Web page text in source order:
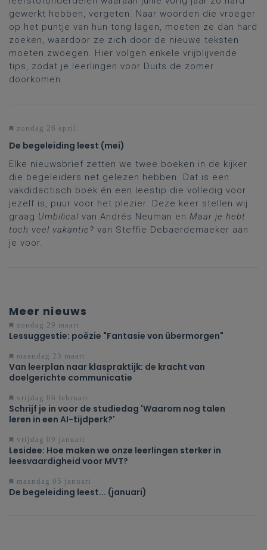
gewerkt hebben, vergeten. Naar woorden die vroeger
op het puntje van hun tong lagen, moeten ze dan hard
zoeken, waardoor ze zich door de nieuwe teksten
moeten zwoegen. Hier volgen enkele vrijblijvende
tips, zodat je leerlingen voor Duits de zomer
doorkomen.
zondag 26 april
De begeleiding leest (mei)
Elke nieuwsbrief zetten we twee boeken in de kijker
die begeleiders net gelezen hebben. Dat is een
vakdidactisch boek én een leestip die volledig voor
jezelf is, puur voor het plezier. Deze keer stellen wij
graag Umbilical van Andrés Neuman en Maar je hebt
toch veel vakantie? van Steffie Debaerdemaeker aan
je voor.
Meer nieuws
zondag 29 maart
Lessuggestie: poëzie "Fantasie von übermorgen"
maandag 23 maart
Van leerplan naar klaspraktijk: de kracht van
doelgerichte communicatie
vrijdag 06 februari
Schrijf je in voor de studiedag 'Waarom nog talen
leren in een AI-tijdperk?'
vrijdag 09 januari
Lesidee: Hoe maken we onze leerlingen sterker in
leesvaardigheid voor MVT?
maandag 05 januari
De begeleiding leest... (januari)